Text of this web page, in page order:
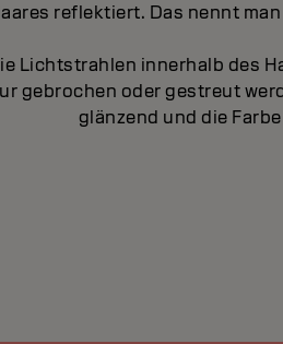
reflektiert. Das nennt
Lichtstrahlen innerhalb des
gebrochen oder gestreut
glänzend und die